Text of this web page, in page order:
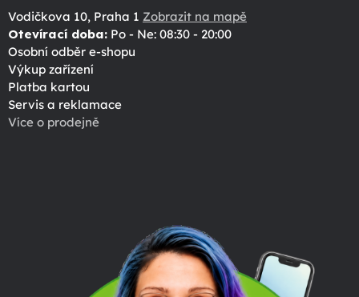
Vodičkova 10, Praha 1 Zobrazit na mapě
Otevírací doba: Po - Ne: 08:30 - 20:00
Osobní odběr e-shopu
Výkup zařízení
Platba kartou
Servis a reklamace
Více o prodejně